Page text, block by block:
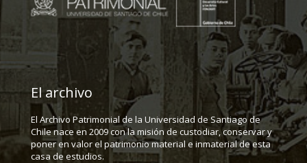
El archivo
El Archivo Patrimonial de la Universidad de Santiago de
Chile nace en 2009 con la misión de custodiar, conservar y
poner en valor el patrimonio material e inmaterial de esta
casa de estudios.